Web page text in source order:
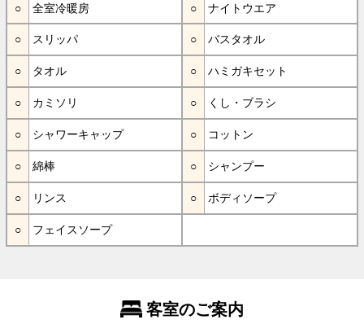
全室冷暖房 ナイトウエア
スリッパ バスタオル
タオル ハミガキセット
カミソリ くし・ブラシ
シャワーキャップ コットン
綿棒 シャンプー
リンス ボディソープ
フェイスソープ
客室のご案内